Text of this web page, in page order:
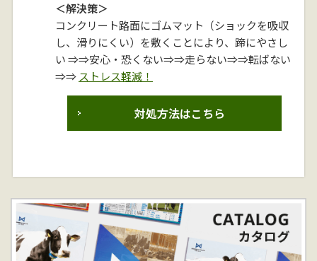
＜解決策＞
コンクリート路面にゴムマット（ショックを吸収
し、滑りにくい）を敷くことにより、蹄にやさし
い ⇒⇒安心・恐くない⇒⇒走らない⇒⇒転ばない
⇒⇒ ストレス軽減！
対処方法はこちら